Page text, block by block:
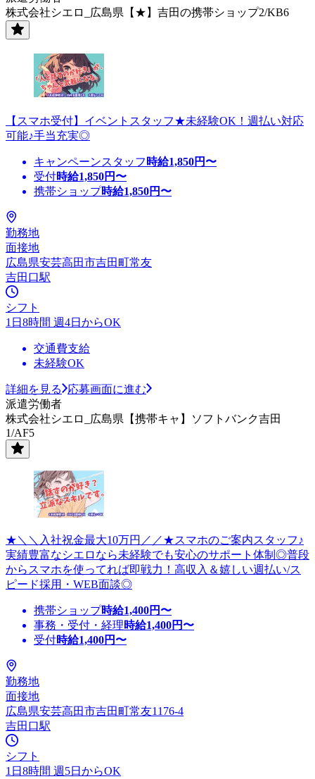
株式会社シエロ_広島県【★】吉田の携帯ショップ2/KB6
【スマホ受付】イベントスタッフ★未経験OK！週払い対応
可能♪手当充実◎
キャンペーンスタッフ 時給1,850円〜
受付時給1,850円〜
携帯ショップ時給1,850円〜
勤務地
面接地
広島県安芸高田市吉田町常友
吉田口駅
シフト
1日8時間 週4日からOK
交通費支給
未経験OK
詳細を見る
応募画面に進む
派遣労働者
株式会社シエロ_広島県【携帯キャ】ソフトバンク吉田
1/AF5
★＼＼入社祝金最大10万円／／★スマホのご案内スタッフ♪
実績豊富なシエロなら未経験でも安心のサポート体制◎普段
からスマホを使ってれば即戦力！高収入＆嬉しい週払い/ス
ピード採用・WEB面談◎
携帯ショップ時給1,400円〜
事務・受付・経理時給1,400円〜
受付時給1,400円〜
勤務地
面接地
広島県安芸高田市吉田町常友1176-4
吉田口駅
シフト
1日8時間 週5日からOK